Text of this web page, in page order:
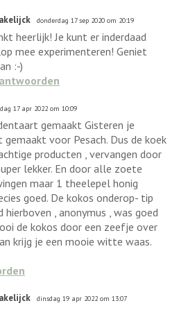
donderdag 17 sep 2020 om 20:19
heerlijk! Je kunt er inderdaad
mee experimenteren! Geniet
:-)
17 apr 2022 om 10:09
gemaakt Gisteren je
voor Pesach. Dus de koek
producten , vervangen door
lekker. En door alle zoete
maar 1 theelepel honig
goed. De kokos onderop- tip
hierboven , anonymus , was goed
de kokos door een zeefje over
krijg je een mooie witte waas.
dinsdag 19 apr 2022 om 13:07